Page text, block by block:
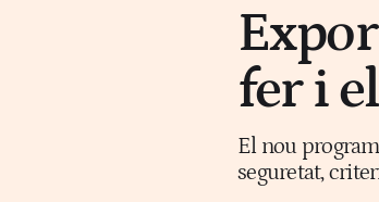
fer i
El nou
seguretat,